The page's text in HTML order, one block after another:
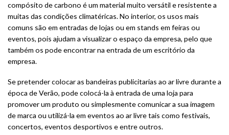
compósito de carbono é um material muito versátil e resistente a
muitas das condições climatéricas. No interior, os usos mais
comuns são em entradas de lojas ou em stands em feiras ou
eventos, pois ajudam a visualizar o espaço da empresa, pelo que
também os pode encontrar na entrada de um escritório da
empresa.
Se pretender colocar as bandeiras publicitarias ao ar livre durante a
época de Verão, pode colocá-la à entrada de uma loja para
promover um produto ou simplesmente comunicar a sua imagem
de marca ou utilizá-la em eventos ao ar livre tais como festivais,
concertos, eventos desportivos e entre outros.